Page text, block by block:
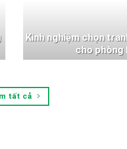
Kinh nghiệm chọn
cho phòng
tất cả